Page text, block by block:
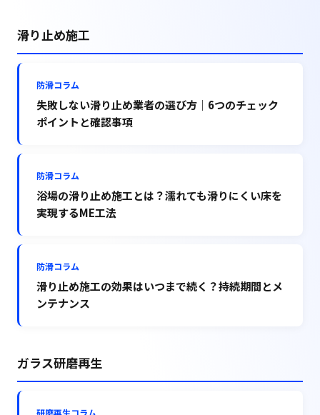
滑り止め施工
防滑コラム
失敗しない滑り止め業者の選び方｜6つのチェック
ポイントと確認事項
防滑コラム
浴場の滑り止め施工とは？濡れても滑りにくい床を
実現するME工法
防滑コラム
滑り止め施工の効果はいつまで続く？持続期間とメ
ンテナンス
ガラス研磨再生
研磨再生コラム